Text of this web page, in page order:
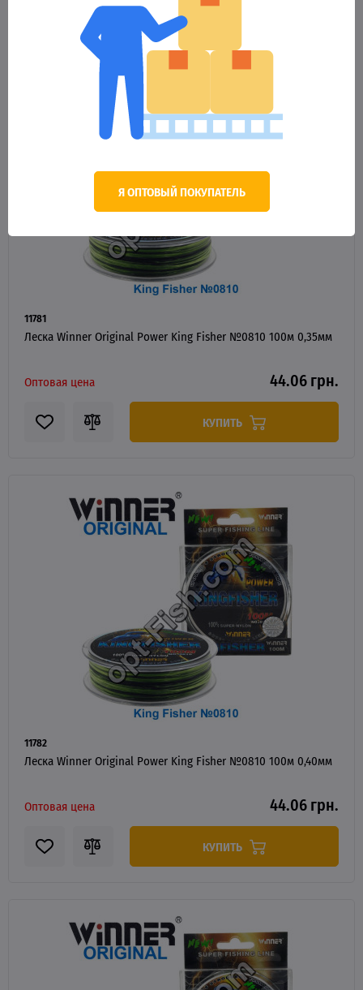
11781
Леска Winner Original Power King Fisher №0810 100м 0,35мм
Оптовая цена 44.06 грн.
КУПИТЬ
11782
Леска Winner Original Power King Fisher №0810 100м 0,40мм
Оптовая цена 44.06 грн.
КУПИТЬ
Я ОПТОВЫЙ ПОКУПАТЕЛЬ